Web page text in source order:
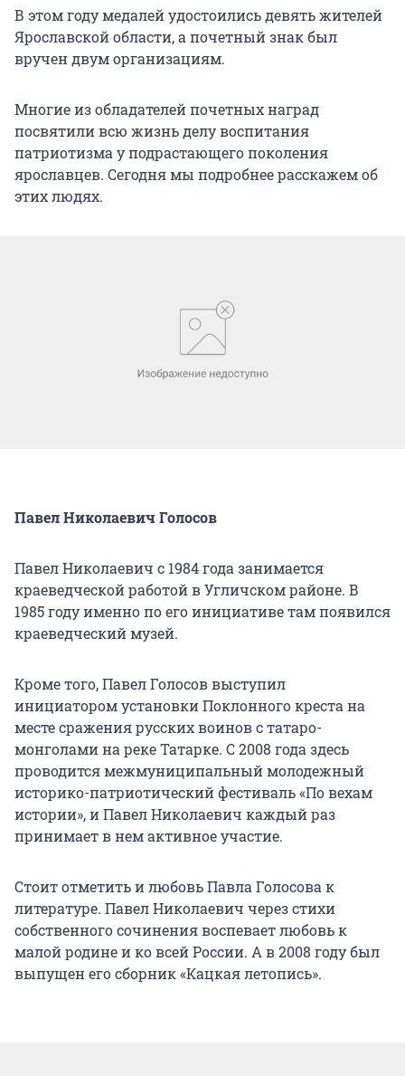
В этом году медалей удостоились девять жителей
Ярославской области, а почетный знак был
вручен двум организациям.
Многие из обладателей почетных наград
посвятили всю жизнь делу воспитания
патриотизма у подрастающего поколения
ярославцев. Сегодня мы подробнее расскажем об
этих людях.
Павел Николаевич Голосов
Павел Николаевич с 1984 года занимается
краеведческой работой в Угличском районе. В
1985 году именно по его инициативе там появился
краеведческий музей.
Кроме того, Павел Голосов выступил
инициатором установки Поклонного креста на
месте сражения русских воинов с татаро-
монголами на реке Татарке. С 2008 года здесь
проводится межмуниципальный молодежный
историко-патриотический фестиваль «По вехам
истории», и Павел Николаевич каждый раз
принимает в нем активное участие.
Стоит отметить и любовь Павла Голосова к
литературе. Павел Николаевич через стихи
собственного сочинения воспевает любовь к
малой родине и ко всей России. А в 2008 году был
выпущен его сборник «Кацкая летопись».